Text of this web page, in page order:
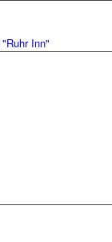
Inn"